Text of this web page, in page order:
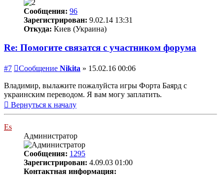
Сообщения: 96
Зарегистрирован: 9.02.14 13:31
Откуда: Киев (Украина)
Re: Помогите связатся с участником форума
#7 Сообщение Nikita » 15.02.16 00:06
Владимир, вылажите пожалуйста игры Форта Баярд с
украинским переводом. Я вам могу заплатить.
Вернуться к началу
Es
Администратор
Сообщения: 1295
Зарегистрирован: 4.09.03 01:00
Контактная информация: